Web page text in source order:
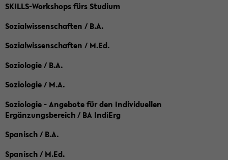
SKILLS-Workshops fürs Studium
Sozialwissenschaften / B.A.
Sozialwissenschaften / M.Ed.
Soziologie / B.A.
Soziologie / M.A.
Soziologie - Angebote für den Individuellen
Ergänzungsbereich / BA IndiErg
Spanisch / B.A.
Spanisch / M.Ed.